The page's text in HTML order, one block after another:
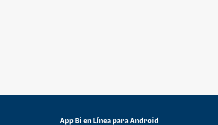
App Bi en Línea para Android